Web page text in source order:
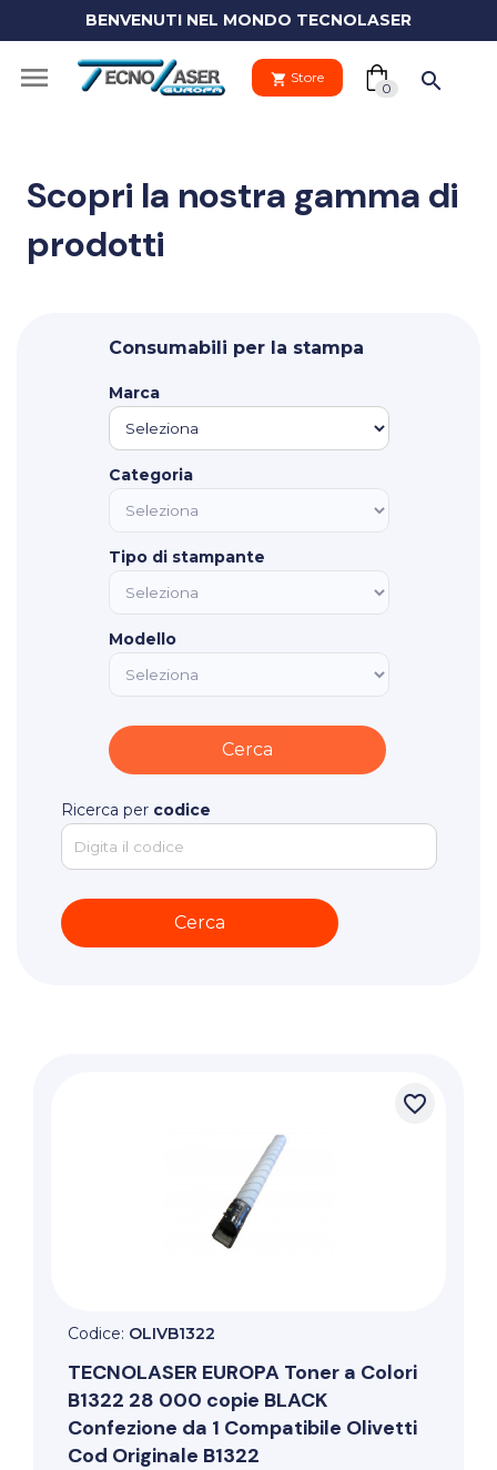
BENVENUTI NEL MONDO TECNOLASER
shopping_cart Store
0
empty.
search
shopping_cart
Scopri la nostra gamma di
prodotti
Consumabili per la stampa
Marca
Categoria
Tipo di stampante
Modello
Ricerca per codice
favorite_border
Codice: OLIVB1322
TECNOLASER EUROPA Toner a Colori
B1322 28 000 copie BLACK
Confezione da 1 Compatibile Olivetti
Cod Originale B1322